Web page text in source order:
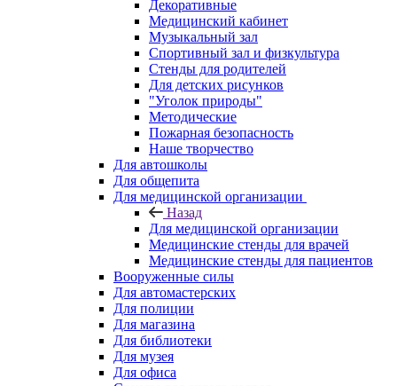
Декоративные
Медицинский кабинет
Музыкальный зал
Спортивный зал и физкультура
Стенды для родителей
Для детских рисунков
"Уголок природы"
Методические
Пожарная безопасность
Наше творчество
Для автошколы
Для общепита
Для медицинской организации
Назад
Для медицинской организации
Медицинские стенды для врачей
Медицинские стенды для пациентов
Вооруженные силы
Для автомастерских
Для полиции
Для магазина
Для библиотеки
Для музея
Для офиса